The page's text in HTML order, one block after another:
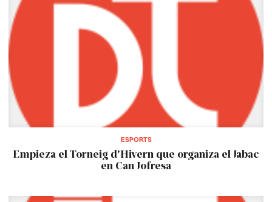
ESPORTS
Empieza el Torneig d'Hivern que organiza el Jabac
en Can Jofresa